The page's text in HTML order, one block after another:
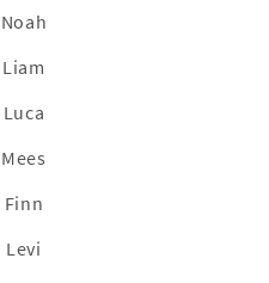
Noah
Liam
Luca
Mees
Finn
Levi